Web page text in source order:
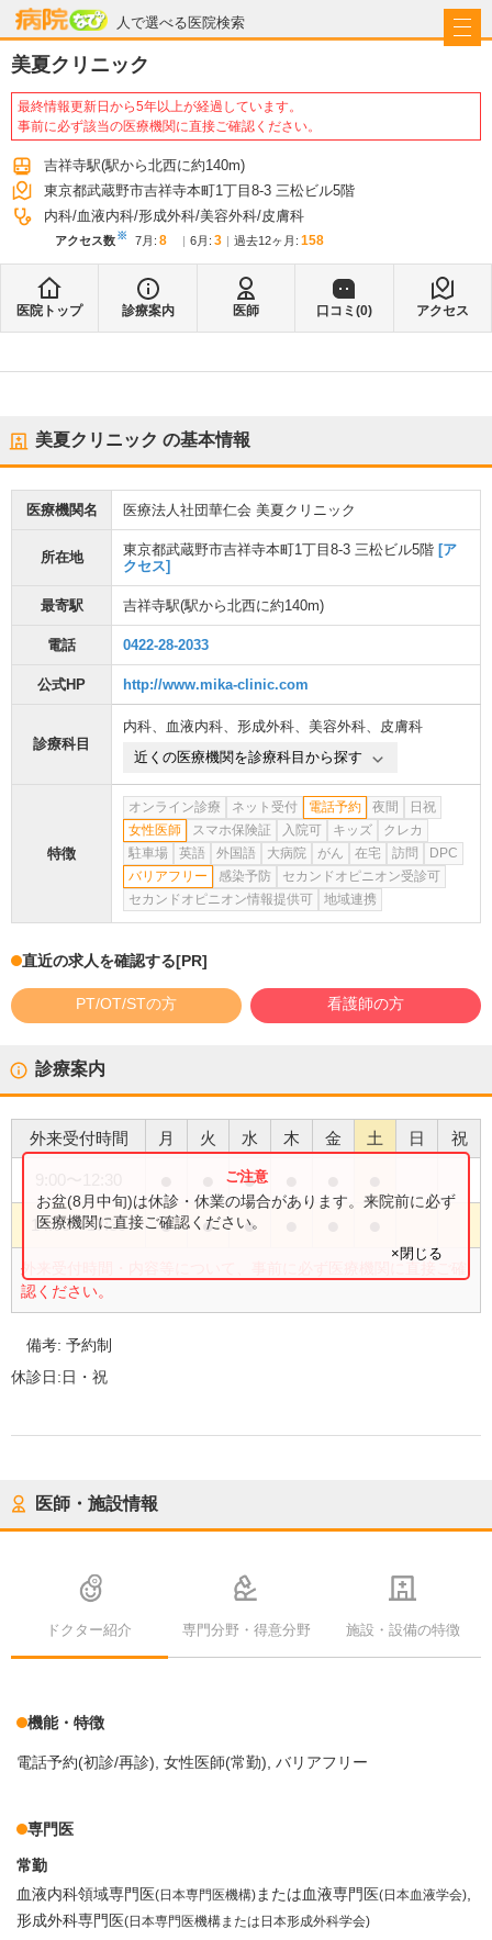
人で選べる医院検索
病院なび
美夏クリニック
最終情報更新日から5年以上が経過しています。
事前に必ず該当の医療機関に直接ご確認ください。
吉祥寺駅(駅から北西に約140m)
東京都武蔵野市吉祥寺本町1丁目8-3 三松ビル5階
内科 血液内科 形成外科 美容外科 皮膚科
アクセス数※ 7月 : 8 6月 : 3 過去12ヶ月: 158
医院トップ 診療案内 医師 口コミ(0) アクセス
美夏クリニック の基本情報
医療機関名 医療法人社団華仁会 美夏クリニック
所在地 東京都武蔵野市吉祥寺本町1丁目8-3 三松ビル5階 [ア
クセス]
最寄駅 吉祥寺駅(駅から北西に約140m)
電話 0422-28-2033
公式HP http://www.mika-clinic.com
診療科目
内科、 血液内科、 形成外科、 美容外科、 皮膚科
近くの医療機関を診療科目から探す
特徴
オンライン診療 ネット受付 電話予約 夜間
日祝
女性医師
スマホ保険証 入院可 キッズ
クレカ
駐車場
英語 外国語 大病院 がん 在宅 訪問
DPC
バリアフリー
感染予防
セカンドオピニオン受診可
セカンドオピニオン情報提供可
地域連携
直近の求人を確認する[PR]
PT/OT/STの方 看護師の方
診療案内
外来受付時間 月 火 水 木 金 土 日 祝
●
14:00〜17:30 ● ● ●
外来受付時間・内容等について、事前に必ず医療機関に直接ご確
認ください。
お盆(8月中旬)は休診・休業の場合があります。来院前に必ず
医療機関に直接ご確認ください。
×閉じる
備考:予約制
休診日:日・祝
医師・施設情報
ドクター紹介 専門分野・得意分野 施設・設備の特徴
機能・特徴
電話予約(初診/再診) 女性医師(常勤) バリアフリー
専門医
常勤
血液内科領域専門医(日本専門医機構)または血液専門医(日本血液学会)
形成外科専門医(日本専門医機構または日本形成外科学会)